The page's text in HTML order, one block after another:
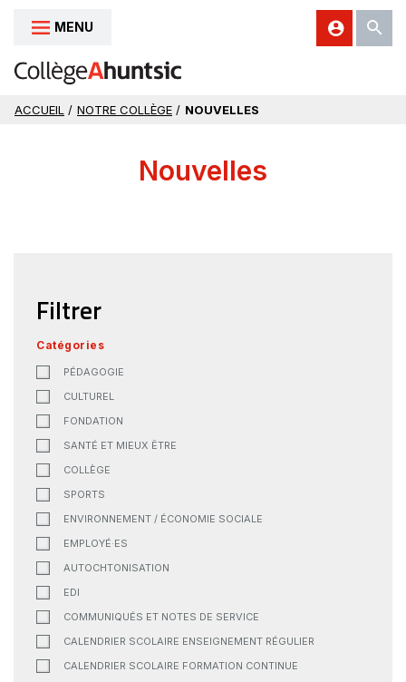
Aller au contenu
MENU
ACCUEIL / NOTRE COLLÈGE / NOUVELLES
Nouvelles
Filtrer
Catégories
PÉDAGOGIE
CULTUREL
FONDATION
SANTÉ ET MIEUX ÊTRE
COLLÈGE
SPORTS
ENVIRONNEMENT / ÉCONOMIE SOCIALE
EMPLOYÉ·ES
AUTOCHTONISATION
EDI
COMMUNIQUÉS ET NOTES DE SERVICE
CALENDRIER SCOLAIRE ENSEIGNEMENT RÉGULIER
CALENDRIER SCOLAIRE FORMATION CONTINUE